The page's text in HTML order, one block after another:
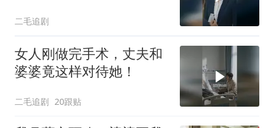
二毛追剧
女人刚做完手术，丈夫和
婆婆竟这样对待她！
二毛追剧 20跟贴